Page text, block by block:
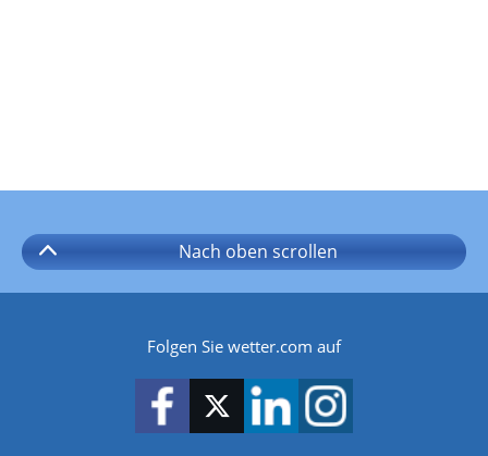
Nach oben scrollen
Folgen Sie wetter.com auf